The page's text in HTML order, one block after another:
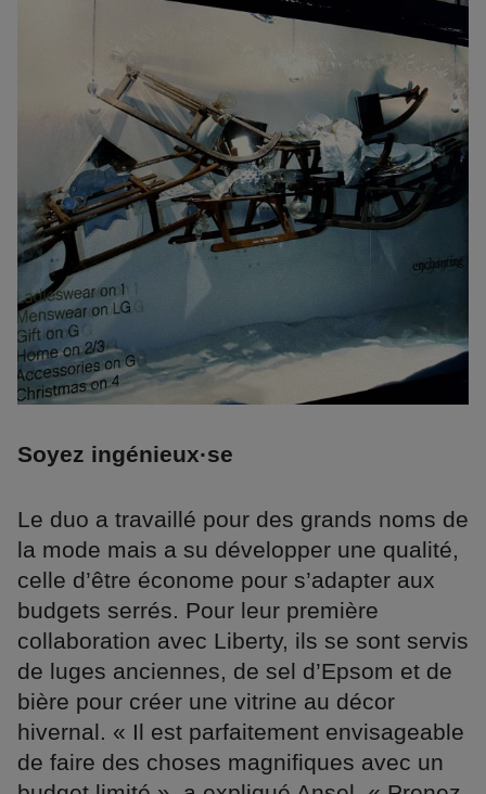
Soyez ingénieux·se
Le duo a travaillé pour des grands noms de
la mode mais a su développer une qualité,
celle d’être économe pour s’adapter aux
budgets serrés. Pour leur première
collaboration avec Liberty, ils se sont servis
de luges anciennes, de sel d’Epsom et de
bière pour créer une vitrine au décor
hivernal. « Il est parfaitement envisageable
de faire des choses magnifiques avec un